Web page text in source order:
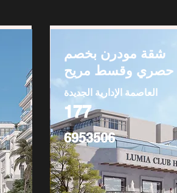
شقة مودرن بخصم
حصري وقسط مريح
العاصمة الإدارية الجديدة
177
6953506